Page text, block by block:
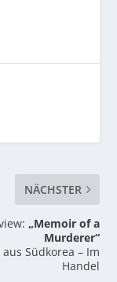
NÄCHSTER
„Memoir of a
Murderer“
Südkorea – Im
Handel